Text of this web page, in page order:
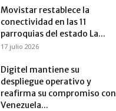
Movistar restablece la
conectividad en las 11
parroquias del estado La...
17 julio 2026
Digitel mantiene su
despliegue operativo y
reafirma su compromiso con
Venezuela...